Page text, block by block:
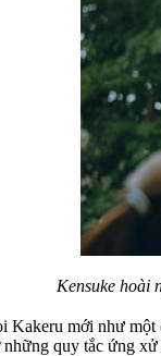
Kensuke hoài
Kakeru mới như
quy tắc ứng